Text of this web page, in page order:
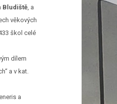
Bludiště, a
věkových
škol celé
dílem
a v kat.
a